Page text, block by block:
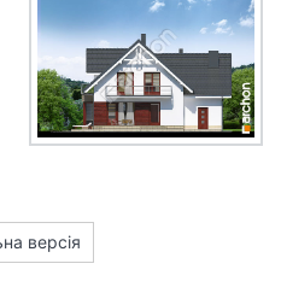
версія